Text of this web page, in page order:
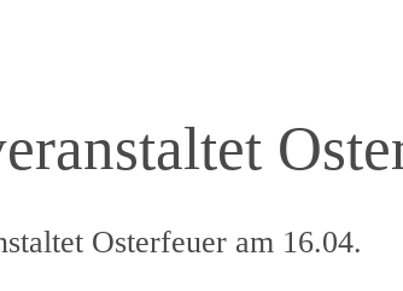
Osterfeuer am 16.04.